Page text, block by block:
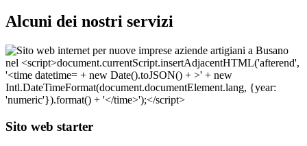
Alcuni dei nostri servizi
Sito web starter